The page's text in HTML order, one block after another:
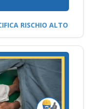
RISCHIO ALTO